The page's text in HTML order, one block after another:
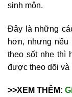
sinh môn.
Đây là những
hơn, nhưng nếu
theo sốt nhẹ thì
được theo dõi và
>>XEM THÊM: